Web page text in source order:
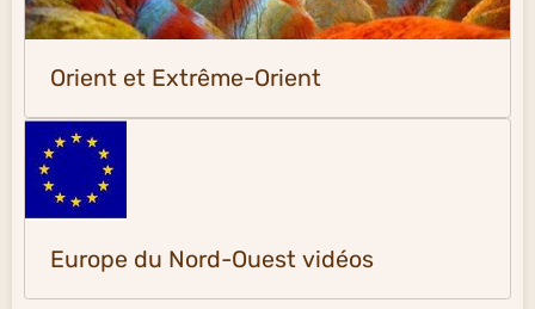
Orient et Extrême-Orient
Europe du Nord-Ouest vidéos